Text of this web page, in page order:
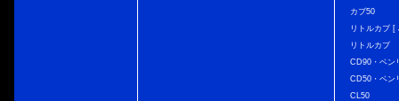
カブ50
リトルカブ
リトルカブ
CD90・ベン
CD50・ベン
CL50